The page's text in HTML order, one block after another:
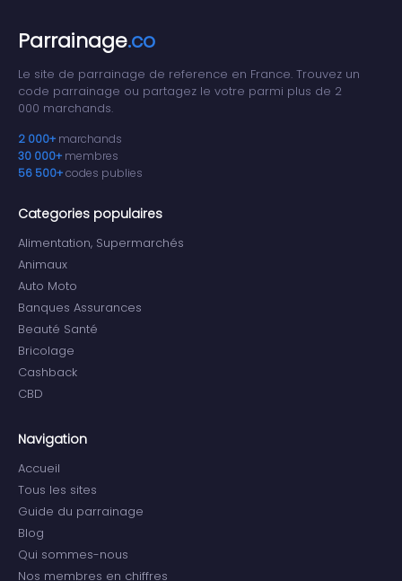
Parrainage.co
Le site de parrainage de reference en France. Trouvez un
code parrainage ou partagez le votre parmi plus de 2
000 marchands.
2 000+ marchands
30 000+ membres
56 500+codes publies
Categories populaires
Alimentation, Supermarchés
Animaux
Auto Moto
Banques Assurances
Beauté Santé
Bricolage
Cashback
CBD
Navigation
Accueil
Tous les sites
Guide du parrainage
Blog
Qui sommes-nous
Nos membres en chiffres